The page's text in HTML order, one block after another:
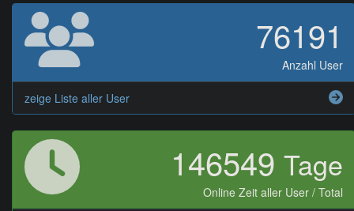
76191
Anzahl User
zeige Liste aller User
146549 Tage
Online Zeit aller User / Total